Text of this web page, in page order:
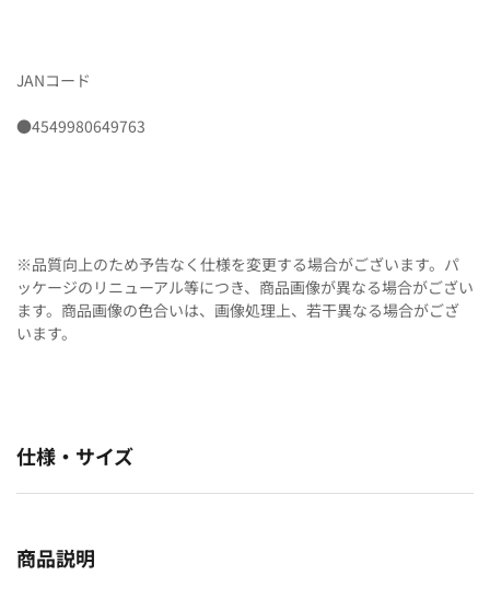
JANコード
●4549980649763
※品質向上のため予告なく仕様を変更する場合がございます。パ
ッケージのリニューアル等につき、商品画像が異なる場合がござい
ます。商品画像の色合いは、画像処理上、若干異なる場合がござ
います。
仕様・サイズ
商品説明